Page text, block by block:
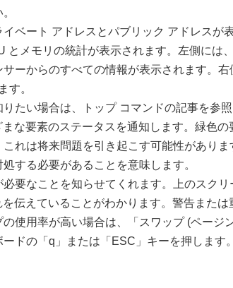
ベート アドレスとパブリック アドレス
とメモリの統計が表示されます。左側には
ーからのすべての情報が表示されます。
す。
たい場合は、トップ コマンドの記事を参照
な要素のステータスを通知します。緑色
れは将来問題を引き起こす可能性があり
する必要があることを意味します。
要なことを知らせてくれます。上のスク
伝えていることがわかります。警告また
使用率が高い場合は、「スワップ (ページ
ドの「q」または「ESC」キーを押します。